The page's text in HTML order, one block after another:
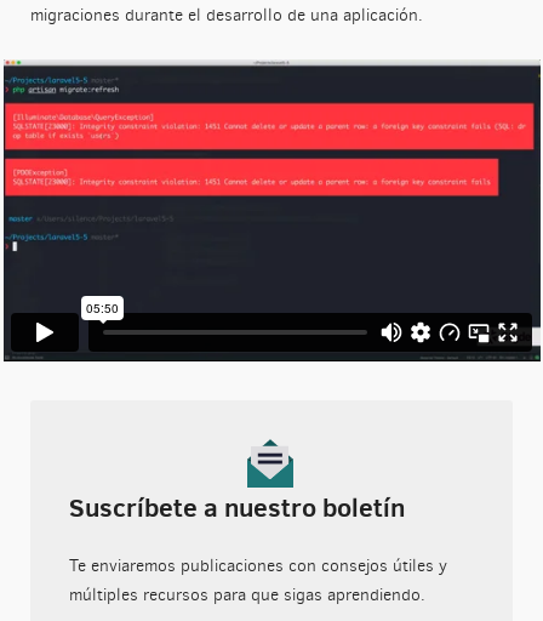
migraciones durante el desarrollo de una aplicación.
Suscríbete a nuestro boletín
Te enviaremos publicaciones con consejos útiles y
múltiples recursos para que sigas aprendiendo.